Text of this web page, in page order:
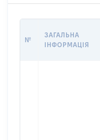
№
ЗАГАЛЬНА
ІНФОРМАЦІЯ